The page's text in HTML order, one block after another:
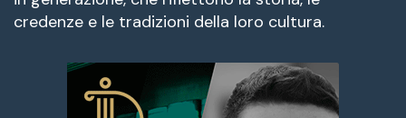
credenze e le tradizioni della loro cultura.